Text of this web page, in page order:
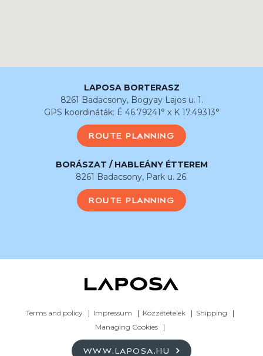
LAPOSA BORTERASZ
8261 Badacsony, Bogyay Lajos u. 1.
GPS koordináták: É 46.79241° x K 17.49313°
ROUTE PLANNING
BORÁSZAT / HABLEÁNY ÉTTEREM
8261 Badacsony, Park u. 26.
ROUTE PLANNING
Terms and policy Impressum Közzétételek
Shipping
Managing Cookies
WWW.LAPOSA.HU